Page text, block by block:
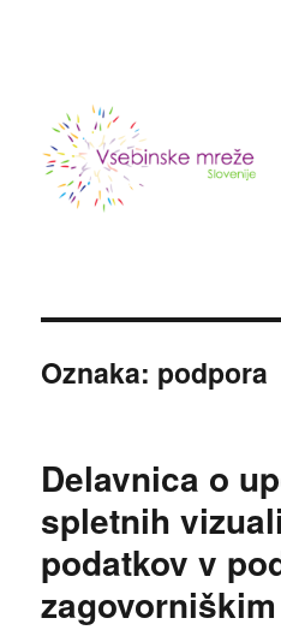
organizacij
Oznaka: podpora
Delavnica o
spletnih
podatkov v